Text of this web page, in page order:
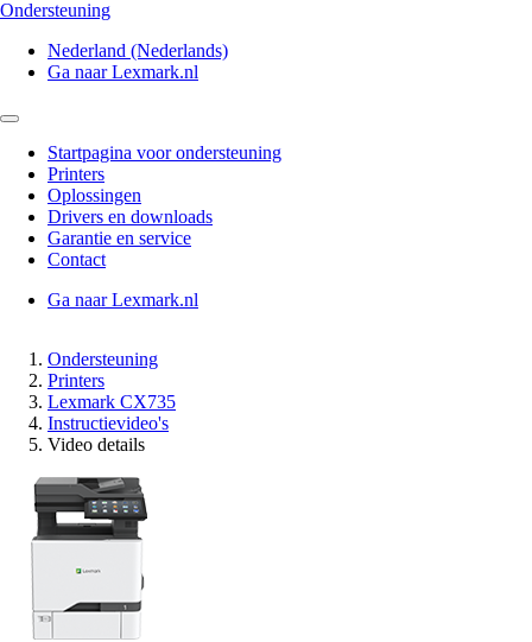
Ondersteuning
Nederland (Nederlands)
Ga naar Lexmark.nl
Startpagina voor ondersteuning
Printers
Oplossingen
Drivers en downloads
Garantie en service
Contact
Ga naar Lexmark.nl
Ondersteuning
Printers
Lexmark CX735
Instructievideo's
Video details